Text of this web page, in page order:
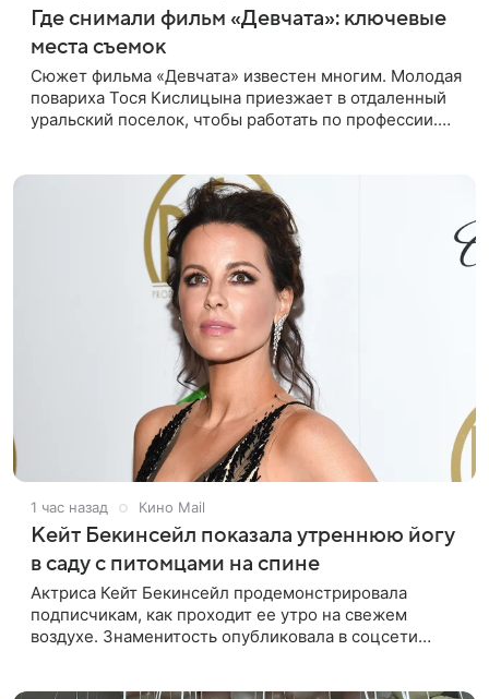
Где снимали фильм «Девчата»: ключевые
места съемок
Сюжет фильма «Девчата» известен многим. Молодая
повариха Тося Кислицына приезжает в отдаленный
уральский поселок, чтобы работать по профессии.
1 час назад Кино Mail
Кейт Бекинсейл показала утреннюю йогу
в саду с питомцами на спине
Актриса Кейт Бекинсейл продемонстрировала
подписчикам, как проходит ее утро на свежем
воздухе. Знаменитость опубликовала в соцсети